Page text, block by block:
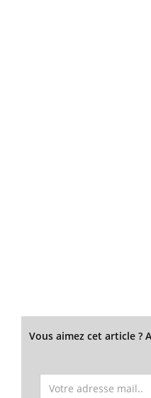
Vous aimez cet article ?